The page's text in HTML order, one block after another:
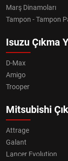
Marş Dinamoları
Tampon - Tampon
Isuzu Çıkma
D-Max
Amigo
Trooper
Mitsubishi
Attrage
Galant
Lancer Evolution